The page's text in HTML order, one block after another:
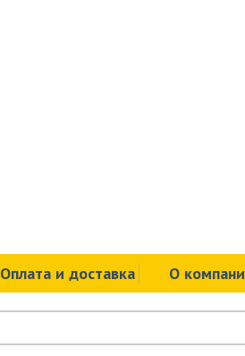
Оплата и доставка О